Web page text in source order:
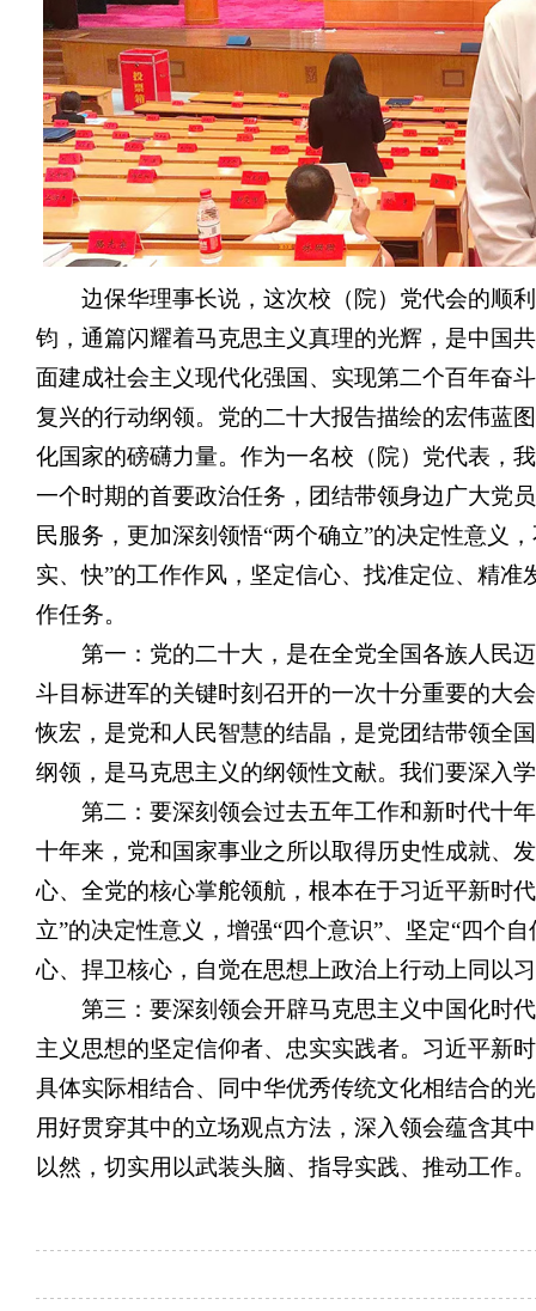
边保华理事长说，这次校（院）党代会的顺
钧，通篇闪耀着马克思主义真理的光辉，是中国
面建成社会主义现代化强国、实现第二个百年奋
复兴的行动纲领。党的二十大报告描绘的宏伟蓝
化国家的磅礴力量。作为一名校（院）党代表，
一个时期的首要政治任务，团结带领身边广大党
民服务，更加深刻领悟“两个确立”的决定性意义
实、快”的工作作风，坚定信心、找准定位、精
作任务。
第一：党的二十大，是在全党全国各族人民
斗目标进军的关键时刻召开的一次十分重要的大
恢宏，是党和人民智慧的结晶，是党团结带领全
纲领，是马克思主义的纲领性文献。我们要深入
第二：要深刻领会过去五年工作和新时代十
十年来，党和国家事业之所以取得历史性成就、
心、全党的核心掌舵领航，根本在于习近平新时
立”的决定性意义，增强“四个意识”、坚定“四个
心、捍卫核心，自觉在思想上政治上行动上同以
第三：要深刻领会开辟马克思主义中国化时
主义思想的坚定信仰者、忠实实践者。习近平新
具体实际相结合、同中华优秀传统文化相结合的
用好贯穿其中的立场观点方法，深入领会蕴含其
以然，切实用以武装头脑、指导实践、推动工作。